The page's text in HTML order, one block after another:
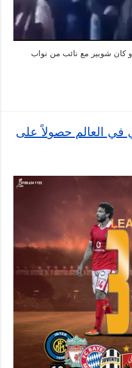
مش حقيقى ، ده فيديو قديم من ٢٠١٠ و كان شوبير مع نائب من نواب
في العالم حصولاً على